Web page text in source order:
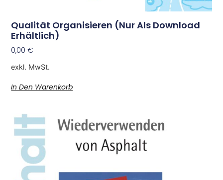
Qualität Organisieren (nur Als Download
Erhältlich)
0,00€
exkl. MwSt.
In Den Warenkorb